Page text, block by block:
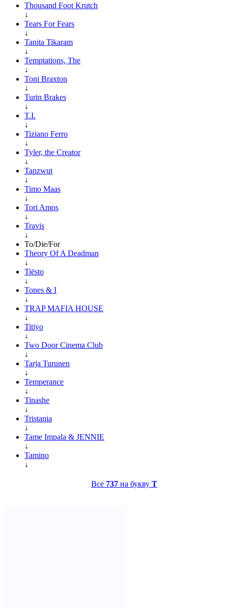
Thousand Foot Krutch
↓
Tears For Fears
↓
Tanita Tikaram
↓
Temptations, The
↓
Toni Braxton
↓
Turin Brakes
↓
T.I.
↓
Tiziano Ferro
↓
Tyler, the Creator
↓
Tanzwut
↓
Timo Maas
↓
Tori Amos
↓
Travis
↓
To/Die/For
Theory Of A Deadman
↓
Tiësto
↓
Tones & I
↓
TRAP MAFIA HOUSE
↓
Titiyo
↓
Two Door Cinema Club
↓
Tarja Turunen
↓
Temperance
↓
Tinashe
↓
Tristania
↓
Tame Impala & JENNIE
↓
Tamino
↓
Все 737 на букву T